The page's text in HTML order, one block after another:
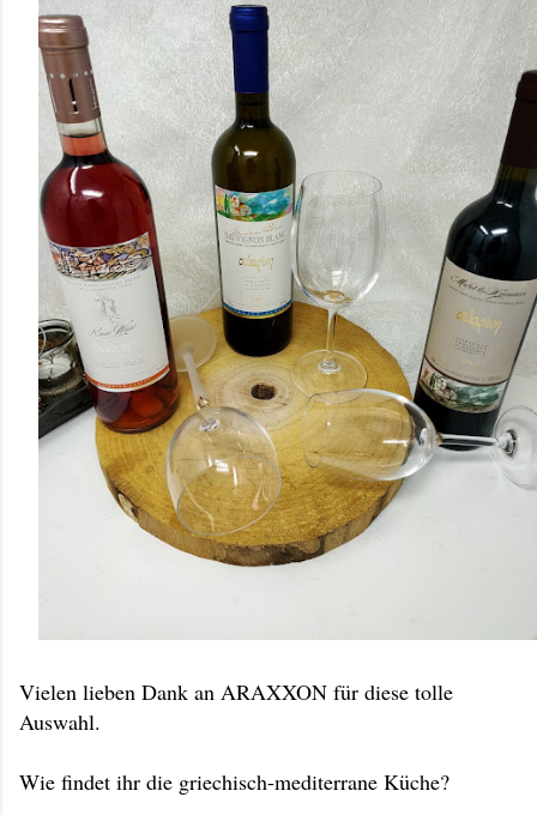
Vielen lieben Dank an ARAXXON für diese tolle
Auswahl.
Wie findet ihr die griechisch-mediterrane Küche?